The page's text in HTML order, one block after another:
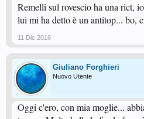
Remelli sul rovescio ha una rict,
lui mi ha detto è un antitop... bo,
11 Dic 2016
Giuliano Forghieri
Nuovo Utente
Oggi c'ero, con mia moglie...